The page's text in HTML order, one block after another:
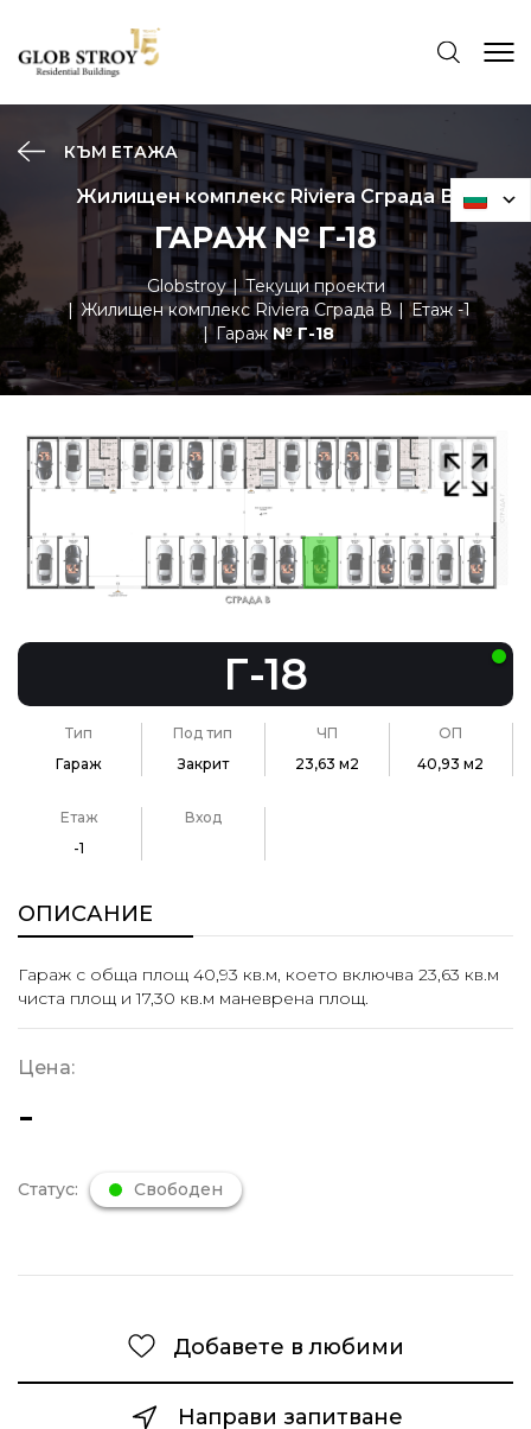
КЪМ ЕТАЖА
Жилищен комплекс Riviera Сграда В
ГАРАЖ № Г-18
Globstroy
Текущи проекти
Жилищен комплекс Riviera Сграда В
Етаж -1
Гараж№ Г-18
Г-18
Тип
Гараж
Под тип
Закрит
ЧП
23,63 м2
ОП
40,93 м2
Етаж
-1
Вход
ОПИСАНИЕ
Гараж с обща площ 40,93 кв.м, което включва 23,63 кв.м
чиста площ и 17,30 кв.м маневрена площ.
Цена:
-
Статус: Свободен
Добавете в любими
Направи запитване